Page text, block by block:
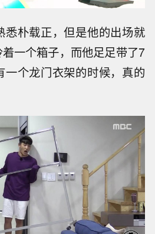
悉朴载正，但是他的出场就
一个箱子，而他足足带了7
一个龙门衣架的时候，真的